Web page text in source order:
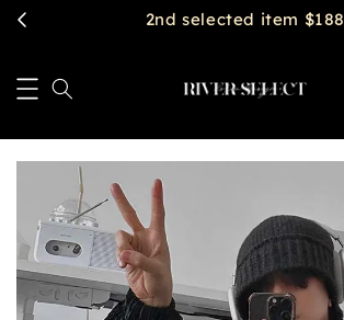
2nd selected item $188